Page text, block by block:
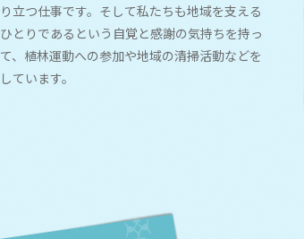
り立つ仕事です。そして私たちも地域を支える
ひとりであるという自覚と感謝の気持ちを持っ
て、植林運動への参加や地域の清掃活動などを
しています。